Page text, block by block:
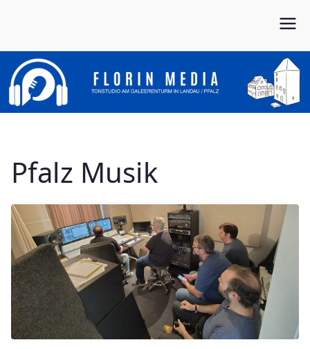
FLORIN MEDIA
Von Anfang bis Ende dein Partner im Musikbusiness
Pfalz Musik